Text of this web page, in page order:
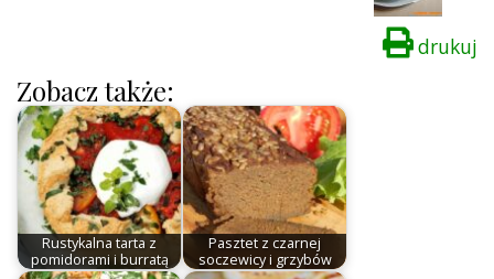
drukuj
Zobacz także:
Rustykalna tarta z
pomidorami i burratą
Pasztet z czarnej
soczewicy i grzybów